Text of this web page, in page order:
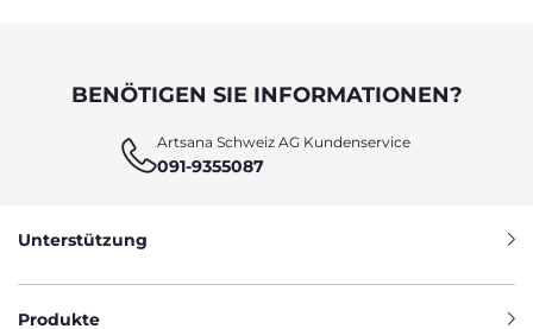
BENÖTIGEN SIE INFORMATIONEN?
Artsana Schweiz AG Kundenservice
091-9355087
Unterstützung
Produkte